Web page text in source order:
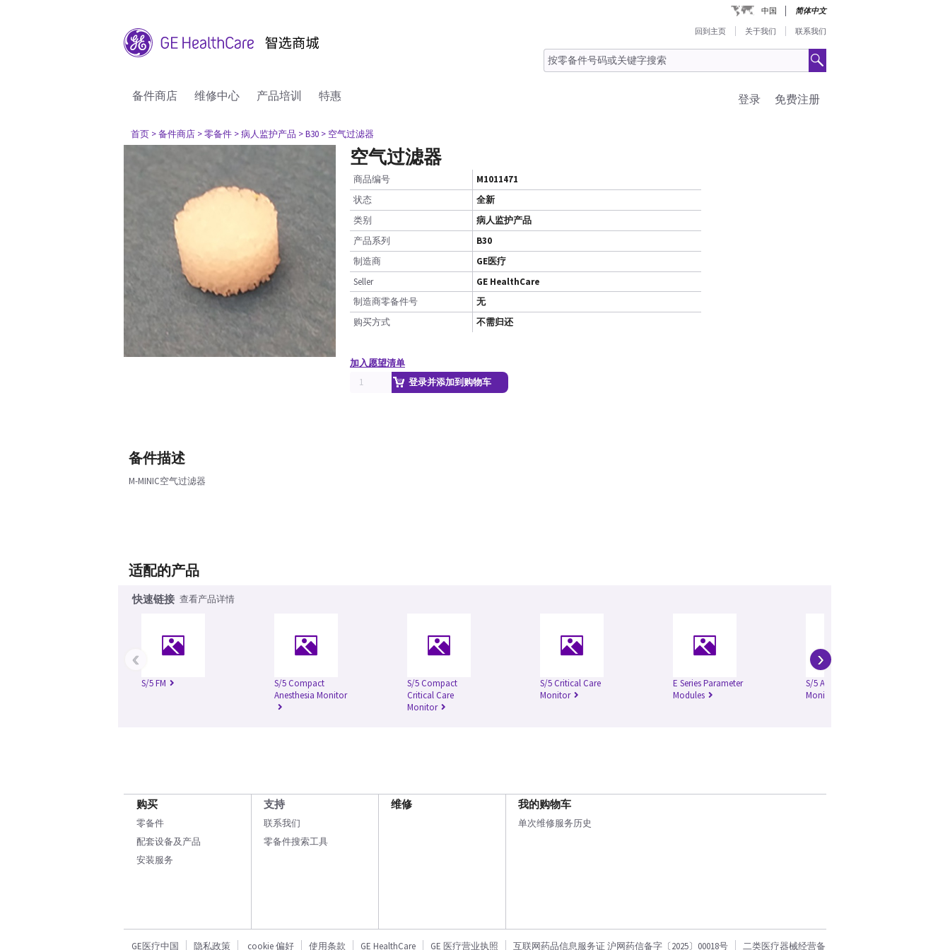
中国 简体中文
回到主页 关于我们 联系我们
备件商店 维修中心 产品培训 特惠 免费注册
登录
首页 > 备件商店 > 零备件 > 病人监护产品 > B30 > 空气过滤器
空气过滤器
商品编号
M1011471
状态
全新
类别
病人监护产品
产品系列
B30
制造商
GE医疗
Seller
GE HealthCare
制造商零备件号
无
购买方式
不需归还
加入愿望清单
登录并添加到购物车
备件描述
M-MINIC空气过滤器
适配的产品
快速链接 查看产品详情
S/5 FM
S/5 Compact
Anesthesia Monitor
S/5 Compact
Critical Care
Monitor
S/5 Critical Care
Monitor
E Series Parameter
Modules
S/5 Anesthesia
Monitor
‹ ›
购买
零备件
配套设备及产品
安装服务
支持
联系我们
零备件搜索工具
维修 我的购物车
单次维修服务历史
GE医疗中国 隐私政策 cookie 偏好 使用条款 GE HealthCare GE 医疗营业执照 互联网药品信息服务证 沪网药信备字〔2025〕00018号 二类医疗器械经营备